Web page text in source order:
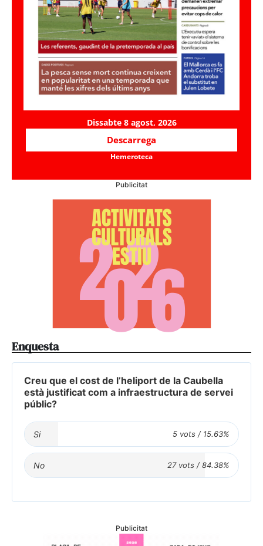
Dissabte 8 agost, 2026
Descarrega
Hemeroteca
Publicitat
Enquesta
Creu que el cost de l’heliport de la Caubella
està justificat com a infraestructura de servei
públic?
Si
No
Publicitat